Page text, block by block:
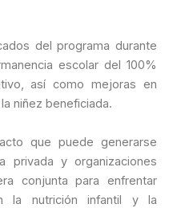
del programa durante
escolar del 100%
así como mejoras en
niñez beneficiada.
que puede generarse
privada y organizaciones
conjunta para enfrentar
la nutrición infantil y la